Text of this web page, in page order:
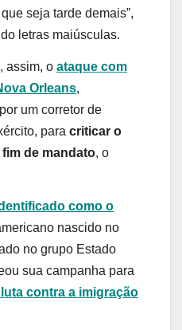
seja tarde demais”,
letras maiúsculas.
assim, o ataque com
Orleans,
um corretor de
para criticar o
de mandato, o
como o
nascido no
no grupo Estado
sua campanha para
luta contra a imigração